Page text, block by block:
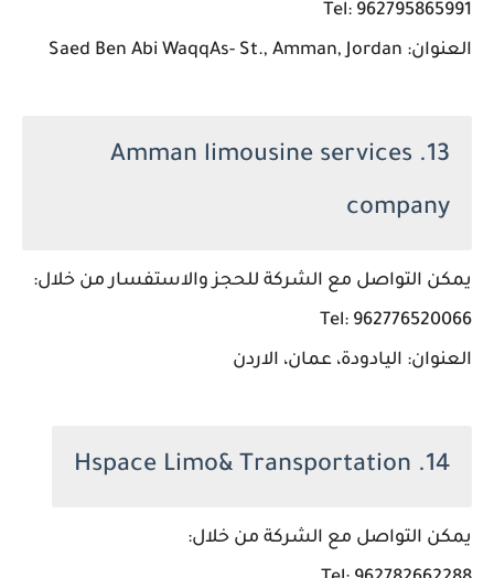
Tel: 962795865991
العنوان: Saed Ben Abi WaqqAs- St., Amman, Jordan
13. Amman limousine services
company
يمكن التواصل مع الشركة للحجز والاستفسار من خلال:
Tel: 962776520066
العنوان: اليادودة، عمان، الاردن
14. Hspace Limo& Transportation
يمكن التواصل مع الشركة من خلال: